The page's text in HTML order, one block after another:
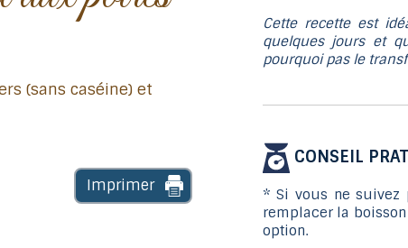
Imprimer
Cette recette est
quelques jours et
pourquoi pas le
CONSEIL
* Si vous ne suivez
remplacer la
option.